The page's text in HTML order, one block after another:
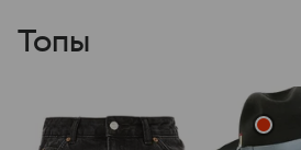
Топы